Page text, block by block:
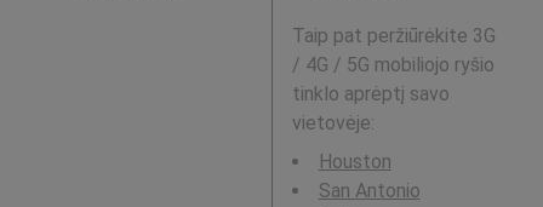
Taip pat peržiūrėkite 3G
/ 4G / 5G mobiliojo ryšio
tinklo aprėptį savo
vietovėje:
Houston
San Antonio